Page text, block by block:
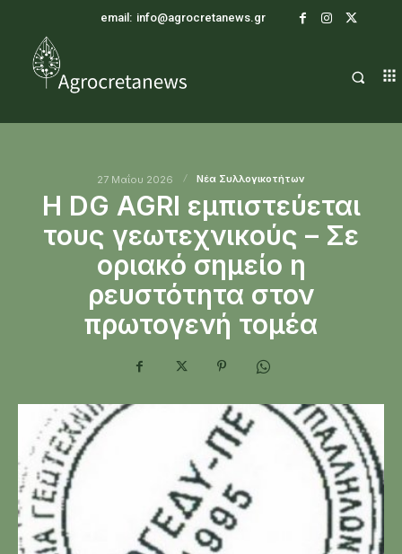
email: info@agrocretanews.gr
27 Μαΐου 2026 Νέα Συλλογικοτήτων
Η DG AGRI εμπιστεύεται
τους γεωτεχνικούς – Σε
οριακό σημείο η
ρευστότητα στον
πρωτογενή τομέα